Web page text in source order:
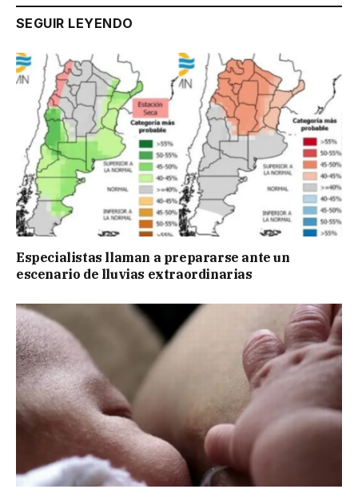
SEGUIR LEYENDO
Especialistas llaman a prepararse ante un
escenario de lluvias extraordinarias